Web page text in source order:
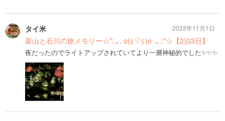
タイ米
富山と石川の旅メモリー☆*:.｡. o(≧▽≦)o .｡.:*☆【2泊3日】
夜だったのでライトアップされていてより一層神秘的でした✨✨✨
2022年11月1日